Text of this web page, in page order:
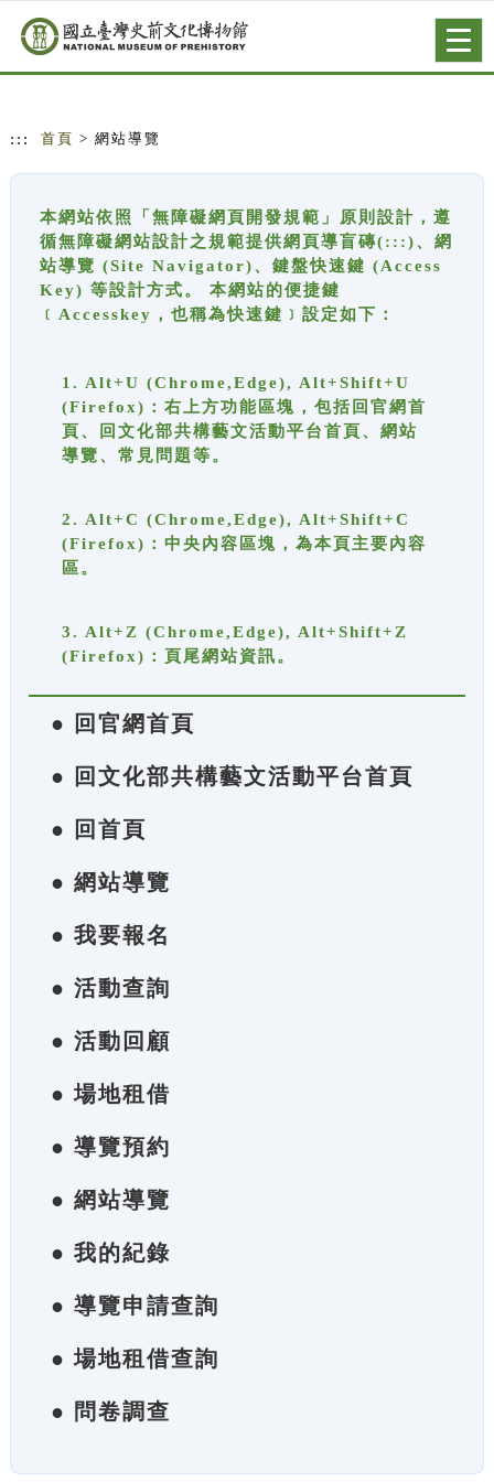
跳到主要內容
網站導覽
::: 首頁 > 網站導覽
本網站依照「無障礙網頁開發規範」原則設計，遵
循無障礙網站設計之規範提供網頁導盲磚(:::)、網
站導覽 (Site Navigator)、鍵盤快速鍵 (Access
Key) 等設計方式。 本網站的便捷鍵
﹝Accesskey，也稱為快速鍵﹞設定如下：
1. Alt+U (Chrome,Edge), Alt+Shift+U
(Firefox)：右上方功能區塊，包括回官網首
頁、回文化部共構藝文活動平台首頁、網站
導覽、常見問題等。
2. Alt+C (Chrome,Edge), Alt+Shift+C
(Firefox)：中央內容區塊，為本頁主要內容
區。
3. Alt+Z (Chrome,Edge), Alt+Shift+Z
(Firefox)：頁尾網站資訊。
● 回官網首頁
● 回文化部共構藝文活動平台首頁
● 回首頁
● 網站導覽
● 我要報名
● 活動查詢
● 活動回顧
● 場地租借
● 導覽預約
● 網站導覽
● 我的紀錄
● 導覽申請查詢
● 場地租借查詢
● 問卷調查